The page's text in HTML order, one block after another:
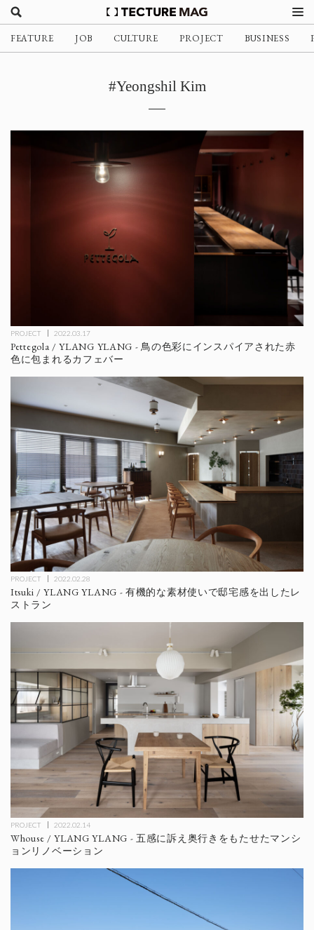
FEATURE JOB CULTURE PROJECT BUSINESS
#Yeongshil Kim
PROJECT 2022.03.17
Pettegola / YLANG YLANG - 鳥の色彩にインスパイアされた赤
色に包まれるカフェバー
PROJECT 2022.02.28
Itsuki / YLANG YLANG - 有機的な素材使いで邸宅感を出したレ
ストラン
PROJECT 2022.02.14
Whouse / YLANG YLANG - 五感に訴え奥行きをもたせたマンシ
ョンリノベーション